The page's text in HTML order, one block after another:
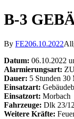
B-3
By FE206.10.2022
Datum: 06.10.2022
Alarmierungsart:
Dauer: 5 Stunden 30
Einsatzart:
Einsatzort: Morbach
Fahrzeuge: Dlk 23/12
Weitere Kräfte: